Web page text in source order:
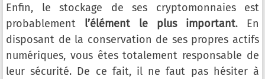
Enfin, le stockage de ses cryptomonnaies est
probablement l’élément le plus important. En
disposant de la conservation de ses propres actifs
numériques, vous êtes totalement responsable de
leur sécurité. De ce fait, il ne faut pas hésiter à